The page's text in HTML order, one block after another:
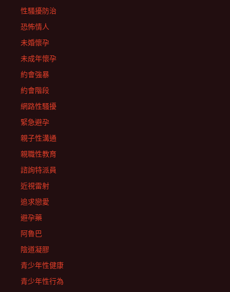
性騷擾防治
恐怖情人
未婚懷孕
未成年懷孕
約會強暴
約會階段
網路性騷擾
緊急避孕
親子性溝通
親職性教育
諮詢特派員
近視雷射
追求戀愛
避孕藥
阿魯巴
陰道凝膠
青少年性健康
青少年性行為